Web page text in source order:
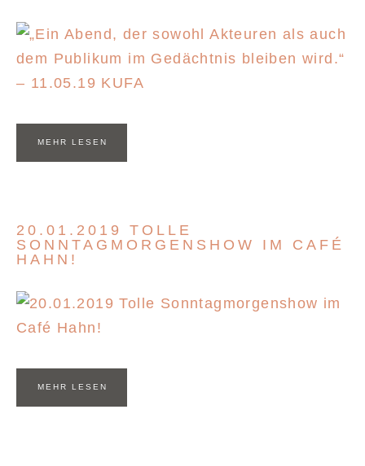
MEHR LESEN
20.01.2019 TOLLE
SONNTAGMORGENSHOW IM CAFÉ
HAHN!
MEHR LESEN